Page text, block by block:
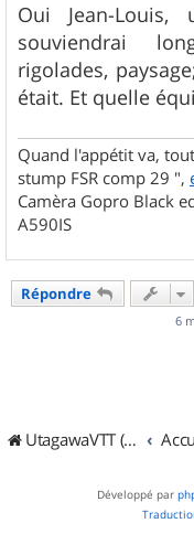
Oui Jean-
souviendrai
rigolades,
était. Et quelle
Quand l'appétit va,
stump FSR comp 29 ",
Camèra Gopro Black
A590IS
Répondre
6
UtagawaVTT (Randos VTT et VTTAE avec traces GPS)
Développé par